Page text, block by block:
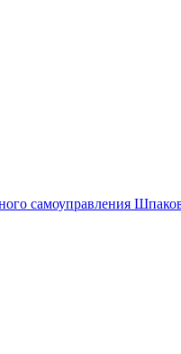
самоуправления